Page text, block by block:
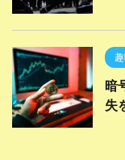
暗
失